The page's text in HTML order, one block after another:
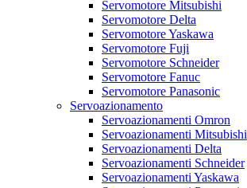
Servomotore Mitsubishi
Servomotore Delta
Servomotore Yaskawa
Servomotore Fuji
Servomotore Schneider
Servomotore Fanuc
Servomotore Panasonic
Servoazionamento
Servoazionamenti Omron
Servoazionamenti Mitsubishi
Servoazionamenti Delta
Servoazionamenti Schneider
Servoazionamenti Yaskawa